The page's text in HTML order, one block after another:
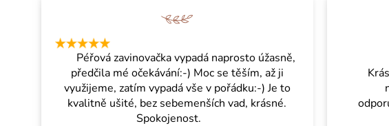
Péřová zavinovačka vypadá naprosto úžasně,
předčila mé očekávání:-) Moc se těším, až ji
využijeme, zatím vypadá vše v pořádku:-) Je to
kvalitně ušité, bez sebemenších vad, krásné.
Spokojenost.